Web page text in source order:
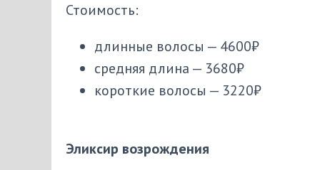
Стоимость:
длинные волосы — 4600₽
средняя длина — 3680₽
короткие волосы — 3220₽
Эликсир возрождения